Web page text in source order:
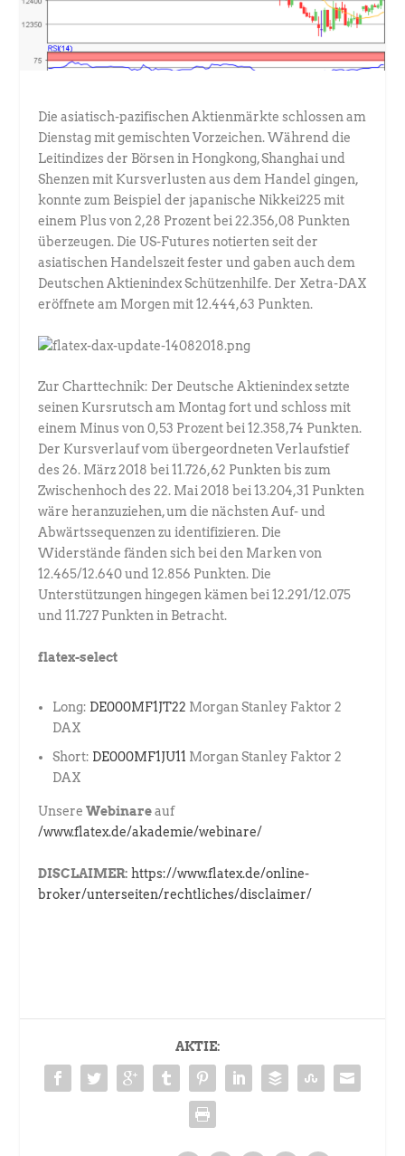
Die asiatisch-pazifischen Aktienmärkte schlossen am
Dienstag mit gemischten Vorzeichen. Während die
Leitindizes der Börsen in Hongkong, Shanghai und
Shenzen mit Kursverlusten aus dem Handel gingen,
konnte zum Beispiel der japanische Nikkei225 mit
einem Plus von 2,28 Prozent bei 22.356,08 Punkten
überzeugen. Die US-Futures notierten seit der
asiatischen Handelszeit fester und gaben auch dem
Deutschen Aktienindex Schützenhilfe. Der Xetra-DAX
eröffnete am Morgen mit 12.444,63 Punkten.
Zur Charttechnik: Der Deutsche Aktienindex setzte
seinen Kursrutsch am Montag fort und schloss mit
einem Minus von 0,53 Prozent bei 12.358,74 Punkten.
Der Kursverlauf vom übergeordneten Verlaufstief
des 26. März 2018 bei 11.726,62 Punkten bis zum
Zwischenhoch des 22. Mai 2018 bei 13.204,31 Punkten
wäre heranzuziehen, um die nächsten Auf- und
Abwärtssequenzen zu identifizieren. Die
Widerstände fänden sich bei den Marken von
12.465/12.640 und 12.856 Punkten. Die
Unterstützungen hingegen kämen bei 12.291/12.075
und 11.727 Punkten in Betracht.
flatex-select
Long: DE000MF1JT22 Morgan Stanley Faktor 2
DAX
Short: DE000MF1JU11 Morgan Stanley Faktor 2
DAX
UnsereWebinareauf
/www.flatex.de/akademie/webinare/
DISCLAIMER: https://www.flatex.de/online-
broker/unterseiten/rechtliches/disclaimer/
AKTIE: